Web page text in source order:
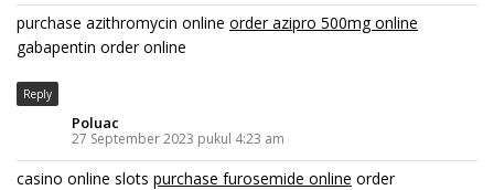
purchase azithromycin online order azipro 500mg online
gabapentin order online
Reply
Poluac
27 September 2023 pukul 4:23 am
casino online slots purchase furosemide online order